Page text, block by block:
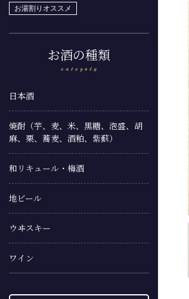
お湯割りオススメ
お酒の種類
日本酒
焼酎（芋、麦、米、黒糖、泡盛、胡
麻、栗、蕎麦、酒粕、紫蘇）
和リキュール・梅酒
地ビール
ウヰスキー
ワイン